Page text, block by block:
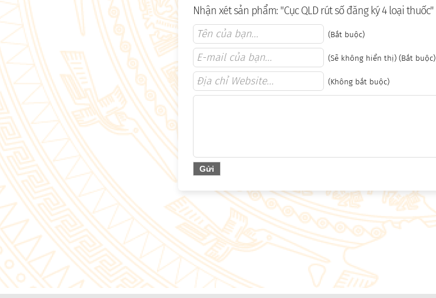
Nhận xét sản phẩm: "Cục QLD rút số đăng ký 4 loại thuốc"
(Bắt buộc)
(Sẽ không hiển thị) (Bắt buộc)
(Không bắt buộc)